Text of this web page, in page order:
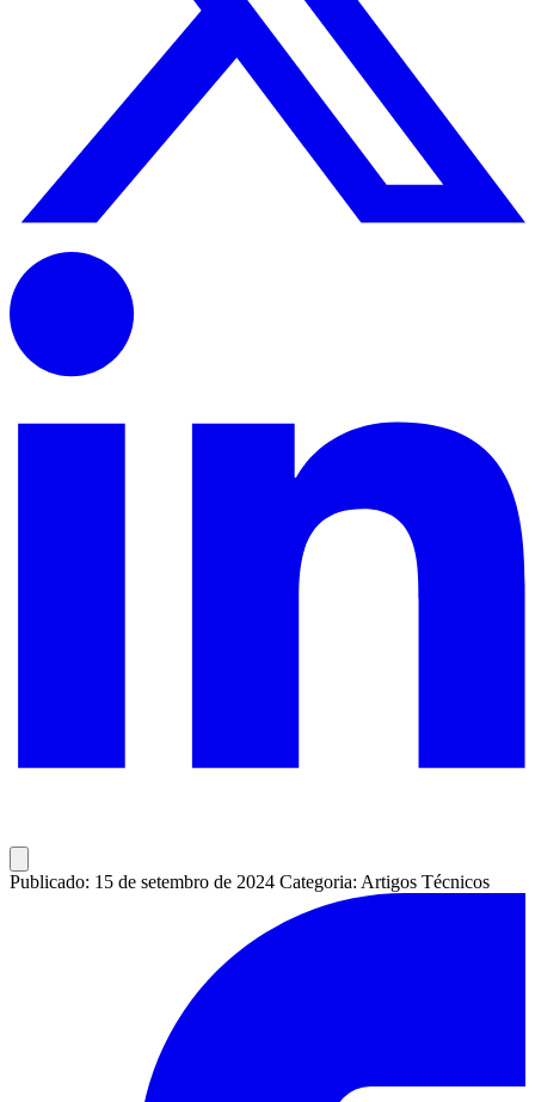
Publicado: 15 de setembro de 2024 Categoria: Artigos Técnicos